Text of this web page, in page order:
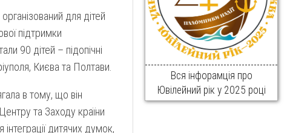
для дітей
підтримки
90 дітей – підопічні
Києва та Полтави.
в тому, що він
та Заходу країни
дитячих думок,
Вся інфорамція про
Ювілейний рік у 2025 році